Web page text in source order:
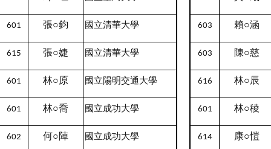
601 張○鈞 國立清華大學 603 賴○涵
615 張○婕 國立清華大學 603 陳○慈
601 林○原 國立陽明交通大學 616 林○辰
601 林○喬 國立成功大學 601 林○稜
602 何○陣 國立成功大學 614 康○愷